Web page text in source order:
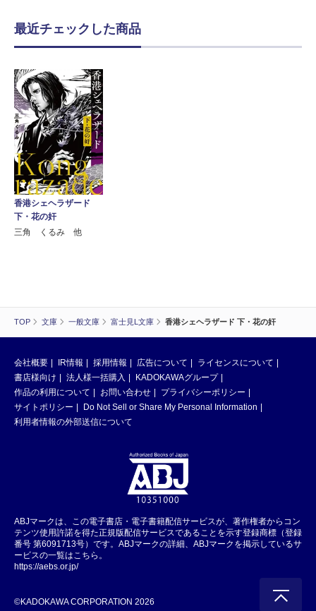
TOP 文庫 一般文庫 富士見L文庫 香港シェヘラザード 下・花の奸
最近チェックした商品
香港シェヘラザード
下・花の奸
三角 くるみ 他
会社概要 IR情報 採用情報 広告について
ライセンスについて
書店様向け
法人様一括購入
KADOKAWAグループ
作品の利用について
お問い合わせ
プライバシーポリシー
サイトポリシー
Do Not Sell or Share My Personal Information
利用者情報の外部送信について
ABJマークは、この電子書店・電子書籍配信サービスが、著作権者からコン
テンツ使用許諾を得た正規版配信サービスであることを示す登録商標（登録
番号 第6091713号）です。ABJマークの詳細、ABJマークを掲示しているサ
ービスの一覧はこちら。
https://aebs.or.jp/
©KADOKAWA CORPORATION 2026